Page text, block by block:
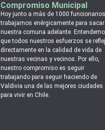
Compromiso Municipal
Hoy junto a más de 1000 funcionarios
trabajamos enérgicamente para sacar
nuestra comuna adelante.
que todos nuestros esfuerzos se
directamente en la calidad de vida de
nuestras vecinas y vecinos. Por ello,
nuestro compromiso es seguir
trabajando para seguir haciendo de
Valdivia una de las mejores ciudades
para vivir en Chile.